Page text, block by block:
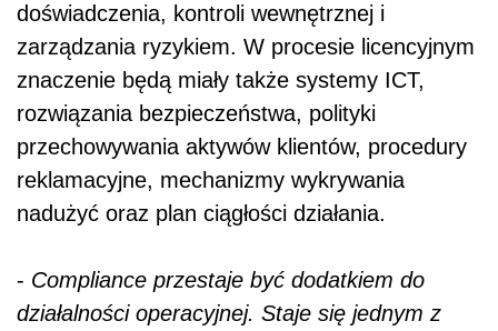
doświadczenia, kontroli wewnętrznej i
zarządzania ryzykiem. W procesie licencyjnym
znaczenie będą miały także systemy ICT,
rozwiązania bezpieczeństwa, polityki
przechowywania aktywów klientów, procedury
reklamacyjne, mechanizmy wykrywania
nadużyć oraz plan ciągłości działania.
- Compliance przestaje być dodatkiem do
działalności operacyjnej. Staje się jednym z